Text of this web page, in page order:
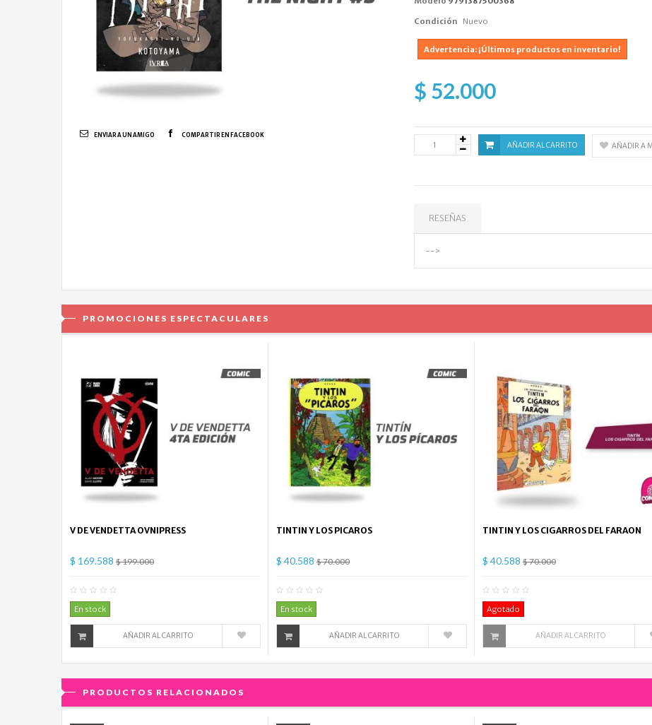
ENVIAR A UN AMIGO COMPARTIR EN FACEBOOK
Condición Nuevo
Advertencia: ¡Últimos productos en inventario!
$ 52.000
AÑADIR AL CARRITO AÑADIR A
RESEÑAS
-->
PROMOCIONES ESPECTACULARES
V DE VENDETTA OVNIPRESS
$ 169.588 $ 199.000
En stock
AÑADIR AL CARRITO
TINTIN Y LOS PICAROS
$ 40.588 $ 70.000
En stock
AÑADIR AL CARRITO
TINTIN Y LOS CIGARROS DEL FARAON
$ 40.588 $ 70.000
Agotado
AÑADIR AL CARRITO
PRODUCTOS RELACIONADOS